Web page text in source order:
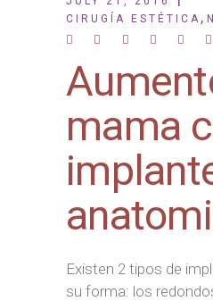
CIRUGÍA ESTÉTICA ,
mama
Existen 2 tipos de
su forma: los